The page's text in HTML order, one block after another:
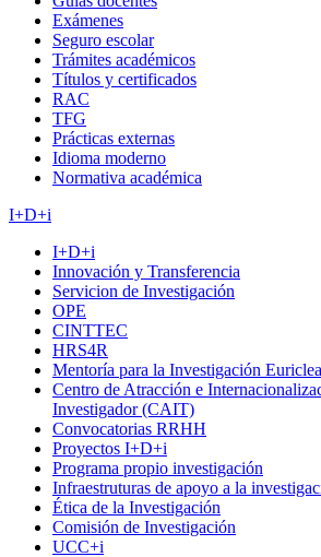
Exámenes
Seguro escolar
Trámites académicos
Títulos y certificados
RAC
TFG
Prácticas externas
Idioma moderno
Normativa académica
I+D+i
I+D+i
Innovación y Transferencia
Servicion de Investigación
OPE
CINTTEC
HRS4R
Mentoría para la Investigación Euriclea
Centro de Atracción e
Investigador (CAIT)
Convocatorias RRHH
Proyectos I+D+i
Programa propio investigación
Infraestruturas de apoyo a la
Ética de la Investigación
Comisión de Investigación
UCC+i